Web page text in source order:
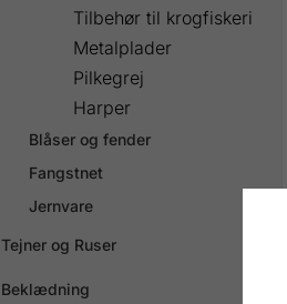
Tilbehør til krogfiskeri
Metalplader
Pilkegrej
Harper
Blåser og fender
Fangstnet
Jernvare
Tejner og Ruser
Beklædning